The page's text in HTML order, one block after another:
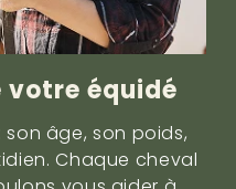
votre équidé
âge, son poids,
Chaque cheval